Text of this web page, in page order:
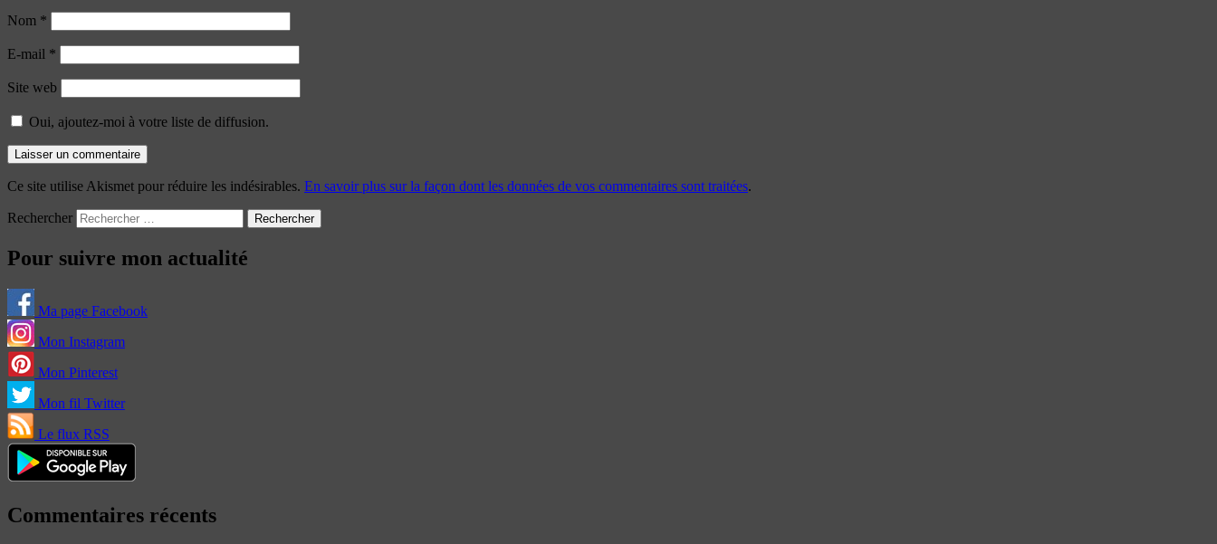
Nom *
E-mail *
Site web
Oui, ajoutez-moi à votre liste de diffusion.
Ce site utilise Akismet pour réduire les indésirables. En savoir plus sur la façon dont les données de vos commentaires sont traitées.
Rechercher
Pour suivre mon actualité
Ma page Facebook
Mon Instagram
Mon Pinterest
Mon fil Twitter
Le flux RSS
Commentaires récents